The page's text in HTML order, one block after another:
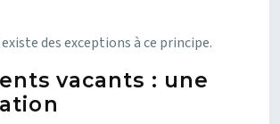
des exceptions à ce principe.
vacants : une